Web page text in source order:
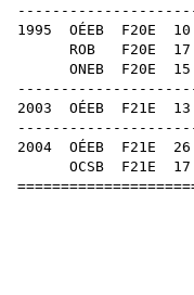
1995 OÉEB F20E 10
ROB F20E 17
ONEB F20E 15
2003 OÉEB F21E 13
2004 OÉEB F21E 26
OCSB F21E 17